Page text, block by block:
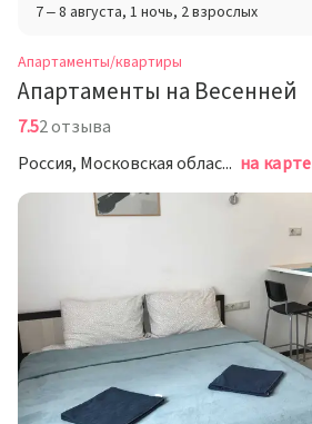
7 – 8 августа, 1 ночь, 2 взрослых
Апартаменты/квартиры
Апартаменты на Весенней
7.52 отзыва
Россия, Московская область, Люберцы, Весенняя улица, 14 на карте